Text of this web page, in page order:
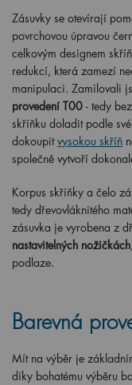
Zásuvky se otevírají
povrchovou úpravou
celkovým designem
redukcí, která zamezí
manipulaci. Zamilovali
provedení T00 - tedy
skříňku doladit podle
dokoupitvysokou skříň
společně vytvoří
Korpus skříňky a čelo
tedy dřevovláknitého
zásuvka je vyrobena z
nastavitelných nožičkách
podlaze.
Barevná
Mít na výběr je
díky bohatému výběru